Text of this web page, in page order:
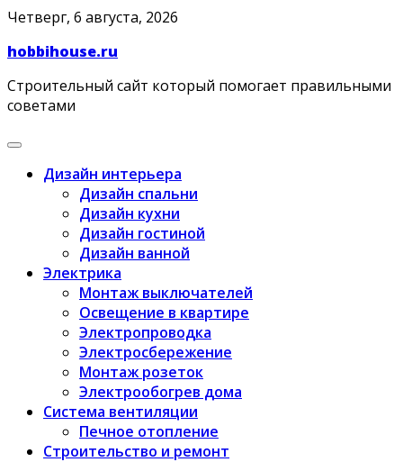
Skip
content
Четверг, 6 августа, 2026
hobbihouse.ru
Строительный сайт который помогает правильными
советами
Дизайн интерьера
Дизайн спальни
Дизайн кухни
Дизайн гостиной
Дизайн ванной
Электрика
Монтаж выключателей
Освещение в квартире
Электропроводка
Электросбережение
Монтаж розеток
Электрообогрев дома
Система вентиляции
Печное отопление
Строительство и ремонт